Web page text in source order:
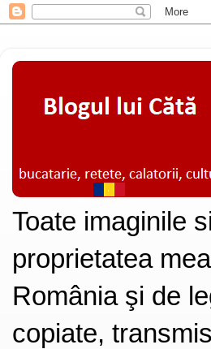
Toate imaginile
proprietatea
România şi de
copiate,